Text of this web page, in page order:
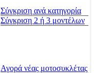
Σύγκριση ανά κατηγορία
Σύγκριση 2 ή 3 μοντέλων
Αγορά νέας μοτοσυκλέτας